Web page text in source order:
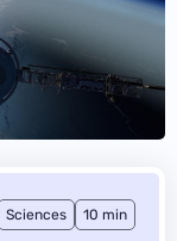
Sciences 10 min